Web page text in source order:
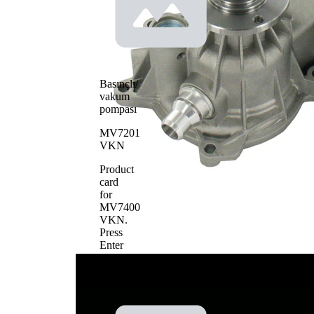
Basınçlı/
vakum
pompası
MV7201
VKN
Product
card
for
MV7400
VKN.
Press
Enter
to